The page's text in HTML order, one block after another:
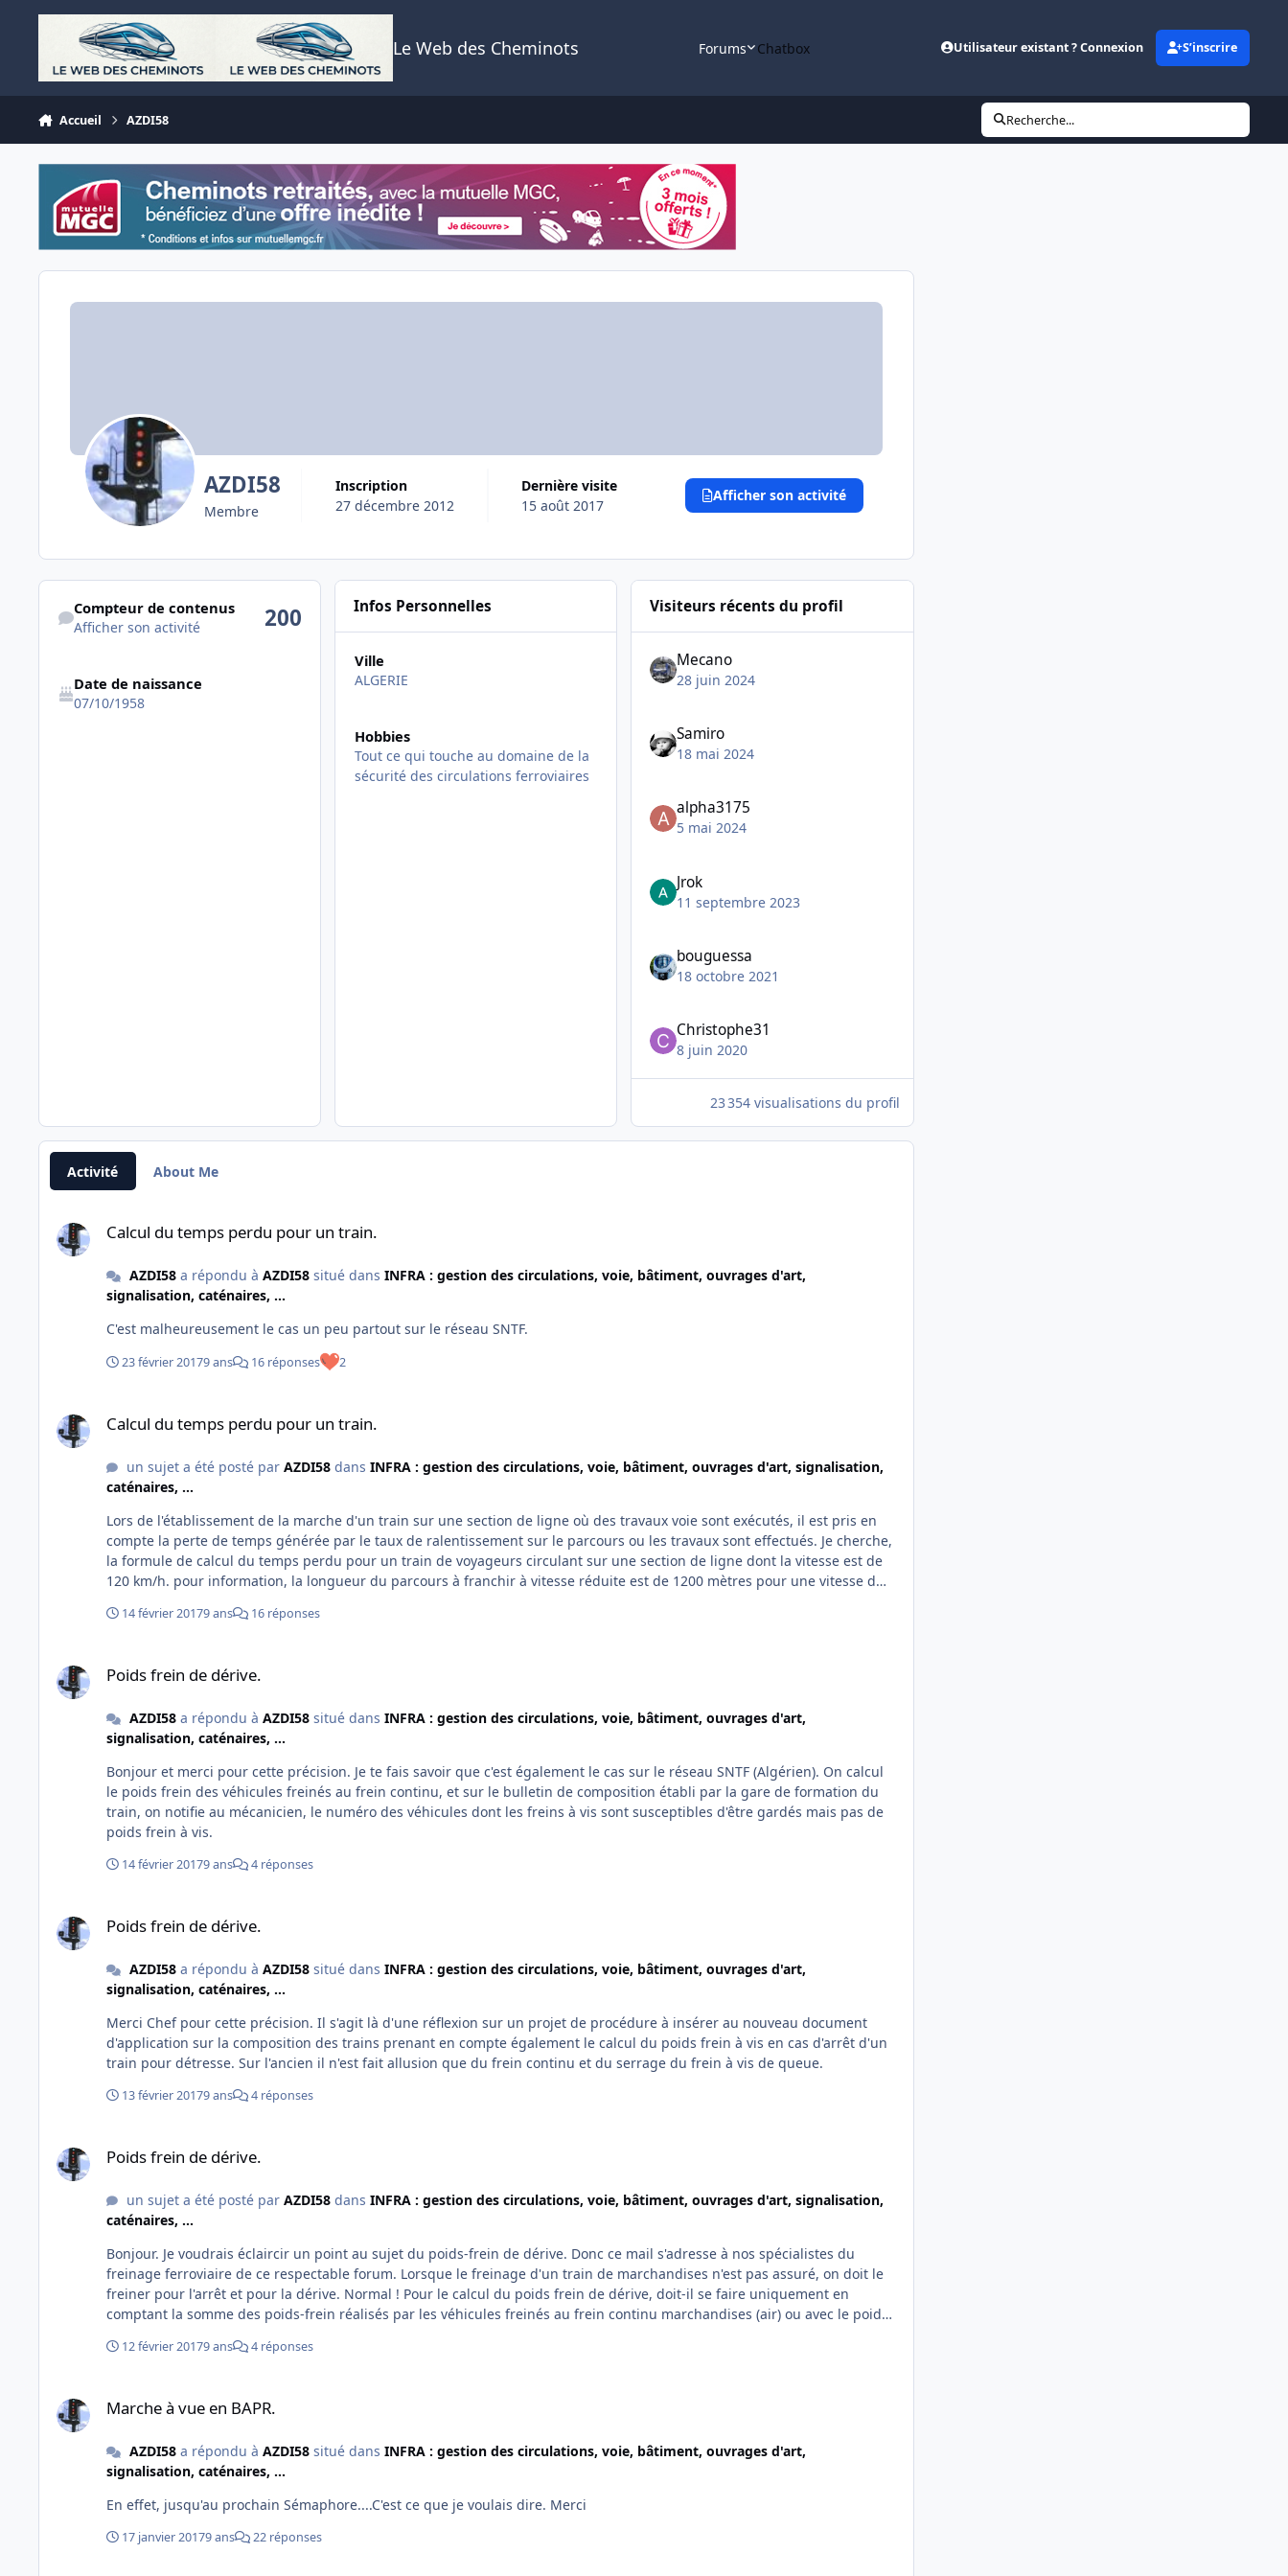
Aller au contenu
Le Web des Cheminots Forums Chatbox Utilisateur existant ? Connexion S’inscrire
Accueil AZDI58 Recherche...
AZDI58
Membre
Inscription
27 décembre 2012
Dernière visite
15 août 2017
Afficher son activité
Afficher son activité
Compteur de contenus
Afficher son activité 200
Date de naissance
07/10/1958
Infos Personnelles
Ville
ALGERIE
Hobbies
Tout ce qui touche au domaine de la
sécurité des circulations ferroviaires
Visiteurs récents du profil
Mecano
28 juin 2024
Samiro
18 mai 2024
alpha3175
5 mai 2024
Jrok
11 septembre 2023
bouguessa
18 octobre 2021
Christophe31
8 juin 2020
23 354 visualisations du profil
Activité About Me
Calcul du temps perdu pour un train.
AZDI58a répondu à AZDI58situé dans INFRA : gestion des circulations, voie, bâtiment, ouvrages d'art,
signalisation, caténaires, ...
C'est malheureusement le cas un peu partout sur le réseau SNTF.
23 février 20179 ans 16 réponses 2
Calcul du temps perdu pour un train.
un sujet a été posté par AZDI58dans INFRA : gestion des circulations, voie, bâtiment, ouvrages d'art, signalisation,
caténaires, ...
Lors de l'établissement de la marche d'un train sur une section de ligne où des travaux voie sont exécutés, il est pris en
compte la perte de temps générée par le taux de ralentissement sur le parcours ou les travaux sont effectués. Je cherche,
la formule de calcul du temps perdu pour un train de voyageurs circulant sur une section de ligne dont la vitesse est de
120 km/h. pour information, la longueur du parcours à franchir à vitesse réduite est de 1200 mètres pour une vitesse de
14 février 20179 ans 16 réponses
Poids frein de dérive.
AZDI58a répondu à AZDI58situé dans INFRA : gestion des circulations, voie, bâtiment, ouvrages d'art,
signalisation, caténaires, ...
Bonjour et merci pour cette précision. Je te fais savoir que c'est également le cas sur le réseau SNTF (Algérien). On calcul
le poids frein des véhicules freinés au frein continu, et sur le bulletin de composition établi par la gare de formation du
train, on notifie au mécanicien, le numéro des véhicules dont les freins à vis sont susceptibles d'être gardés mais pas de
poids frein à vis.
14 février 20179 ans 4 réponses
Poids frein de dérive.
AZDI58a répondu à AZDI58situé dans INFRA : gestion des circulations, voie, bâtiment, ouvrages d'art,
signalisation, caténaires, ...
Merci Chef pour cette précision. Il s'agit là d'une réflexion sur un projet de procédure à insérer au nouveau document
d'application sur la composition des trains prenant en compte également le calcul du poids frein à vis en cas d'arrêt d'un
train pour détresse. Sur l'ancien il n'est fait allusion que du frein continu et du serrage du frein à vis de queue.
13 février 20179 ans 4 réponses
Poids frein de dérive.
un sujet a été posté par AZDI58dans INFRA : gestion des circulations, voie, bâtiment, ouvrages d'art, signalisation,
caténaires, ...
Bonjour. Je voudrais éclaircir un point au sujet du poids-frein de dérive. Donc ce mail s'adresse à nos spécialistes du
freinage ferroviaire de ce respectable forum. Lorsque le freinage d'un train de marchandises n'est pas assuré, on doit le
freiner pour l'arrêt et pour la dérive. Normal ! Pour le calcul du poids frein de dérive, doit-il se faire uniquement en
comptant la somme des poids-frein réalisés par les véhicules freinés au frein continu marchandises (air) ou avec le poids
12 février 20179 ans 4 réponses
Marche à vue en BAPR.
AZDI58a répondu à AZDI58situé dans INFRA : gestion des circulations, voie, bâtiment, ouvrages d'art,
signalisation, caténaires, ...
En effet, jusqu'au prochain Sémaphore....C'est ce que je voulais dire. Merci
17 janvier 20179 ans 22 réponses